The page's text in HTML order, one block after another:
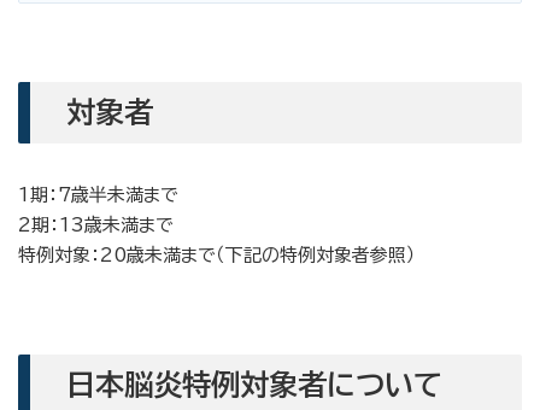
対象者
1期：7歳半未満まで
2期：13歳未満まで
特例対象：20歳未満まで（下記の特例対象者参照）
日本脳炎特例対象者について